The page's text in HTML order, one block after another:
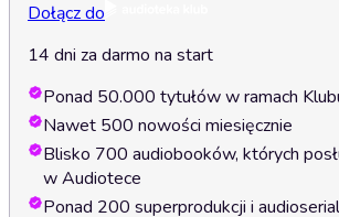
Dołącz do
14 dni za darmo na start
Ponad 50.000 tytułów w ramach
Nawet 500 nowości miesięcznie
Blisko 700 audiobooków, których
w Audiotece
Ponad 200 superprodukcji i